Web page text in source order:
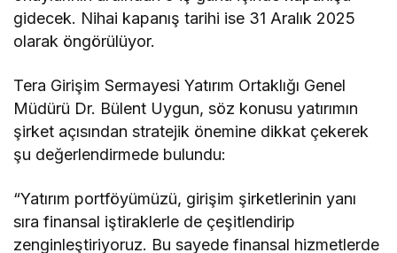
gidecek. Nihai kapanış tarihi ise 31 Aralık 2025
olarak öngörülüyor.
Tera Girişim Sermayesi Yatırım Ortaklığı Genel
Müdürü Dr. Bülent Uygun, söz konusu yatırımın
şirket açısından stratejik önemine dikkat çekerek
şu değerlendirmede bulundu:
“Yatırım portföyümüzü, girişim şirketlerinin yanı
sıra finansal iştiraklerle de çeşitlendirip
zenginleştiriyoruz. Bu sayede finansal hizmetlerde